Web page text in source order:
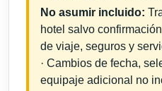
No asumir incluido:
hotel salvo
de viaje, seguros y
· Cambios de fecha,
equipaje adicional no